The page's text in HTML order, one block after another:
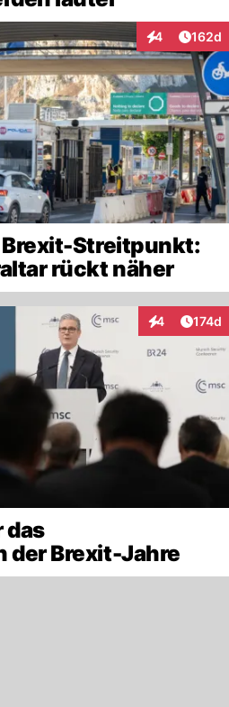
4
Interaktionen
162d
Streitpunkt:
rückt näher
4
Interaktionen
174d
das
der Brexit-Jahre